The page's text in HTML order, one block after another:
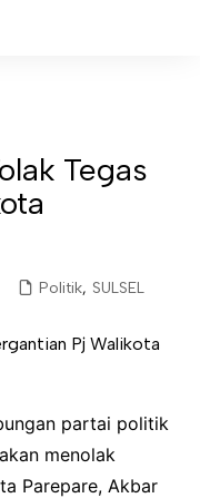
Tegas
Politik, SULSEL
partai politik
menolak
Parepare, Akbar